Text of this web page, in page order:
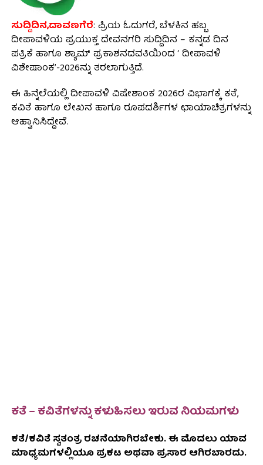
ಸುದ್ದಿದಿನ,ದಾವಣಗೆರೆ: ಪ್ರಿಯ ಓದುಗರೆ, ಬೆಳಕಿನ ಹಬ್ಬ
ದೀಪಾವಳಿಯ ಪ್ರಯುಕ್ತ ದೇವನಗರಿ ಸುದ್ದಿದಿನ – ಕನ್ನಡ ದಿನ
ಪತ್ರಿಕೆ ಹಾಗೂ ಶ್ಯಾಮ್ ಪ್ರಕಾಶನದವತಿಯಿಂದ ‘ ದೀಪಾವಳಿ
ವಿಶೇಷಾಂಕ’-2026ನ್ನು ತರಲಾಗುತ್ತಿದೆ.
ಈ‌ ಹಿನ್ನೆಲೆಯಲ್ಲಿ ದೀಪಾವಳಿ ವಿಷೇಶಾಂಕ 2026ರ ವಿಭಾಗಕ್ಕೆ ಕತೆ,
ಕವಿತೆ ಹಾಗೂ ಲೇಖನ ಹಾಗೂ ರೂಪದರ್ಶಿಗಳ ಛಾಯಾಚಿತ್ರಗಳನ್ನು
ಆಹ್ವಾನಿಸಿದ್ದೇವೆ.
ಕತೆ – ಕವಿತೆಗಳನ್ನು ಕಳುಹಿಸಲು ಇರುವ ನಿಯಮಗಳು
ಕತೆ/ಕವಿತೆ ಸ್ವತಂತ್ರ ರಚನೆಯಾಗಿರಬೇಕು. ಈ ಮೊದಲು ಯಾವ
ಮಾಧ್ಯಮಗಳಲ್ಲಿಯೂ ಪ್ರಕಟ ಅಥವಾ ಪ್ರಸಾರ ಆಗಿರಬಾರದು.